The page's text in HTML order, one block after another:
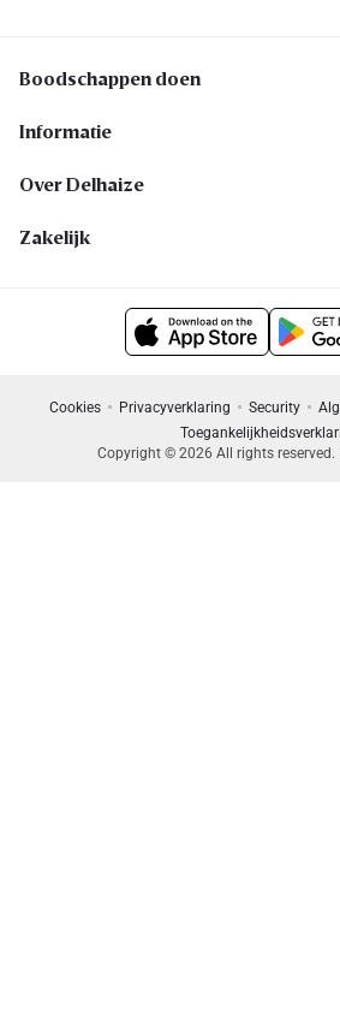
Boodschappen doen
Informatie
Over Delhaize
Zakelijk
Cookies Privacyverklaring Security
Copyright © 2026 All rights reserved.